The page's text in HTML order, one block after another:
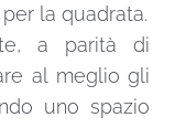
la quadrata.
a parità di
al meglio gli
uno spazio